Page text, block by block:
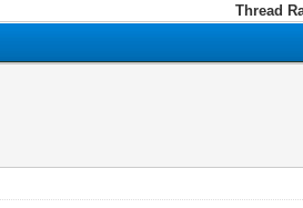
Thread